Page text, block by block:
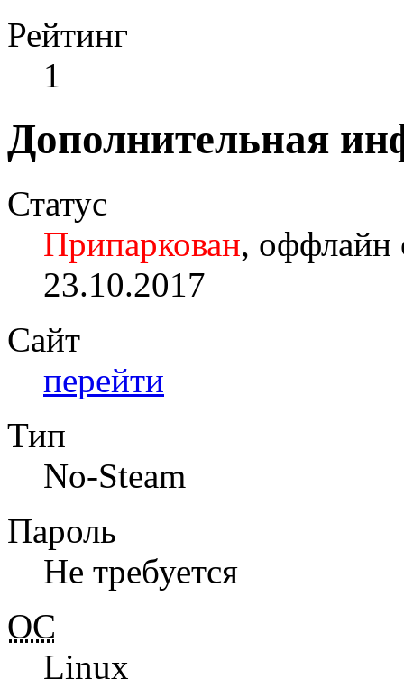
Рейтинг
1
Дополнительная
Статус
Припаркован, оффлайн
23.10.2017
Сайт
перейти
Тип
No-Steam
Пароль
Не требуется
ОС
Linux